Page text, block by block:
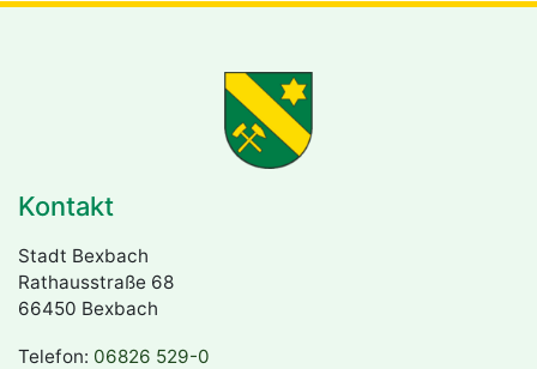
Kontakt
Stadt Bexbach
Rathausstraße 68
66450 Bexbach
Telefon: 06826 529-0